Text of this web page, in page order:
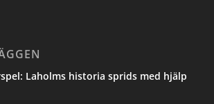
Laholms historia sprids med hjälp